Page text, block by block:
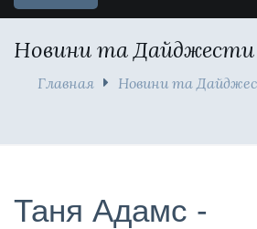
Новини та Дайджести
Главная Новини та
Таня Адамс -